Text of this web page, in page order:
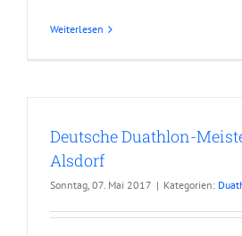
Weiterlesen
Deutsche Duathlon-
Alsdorf
Sonntag, 07. Mai 2017 | Kategorien: